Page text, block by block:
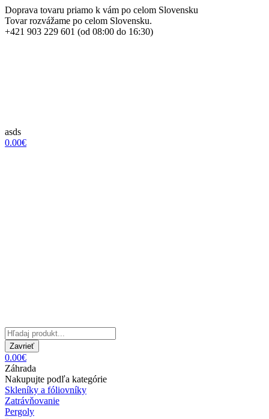
Doprava tovaru priamo k vám po celom Slovensku
Tovar rozvážame po celom Slovensku.
+421 903 229 601 (od 08:00 do 16:30)
asds
0.00€
Zavrieť
0.00€
Záhrada
Nakupujte podľa kategórie
Skleníky a fóliovníky
Zatrávňovanie
Pergoly